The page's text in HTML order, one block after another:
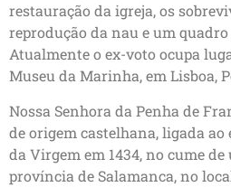
restauração da igreja, os
reprodução da nau e um
Atualmente o ex-voto ocupa
Museu da Marinha, em Lisboa,
Nossa Senhora da Penha de
de origem castelhana, ligada
da Virgem em 1434, no cume
província de Salamanca, no